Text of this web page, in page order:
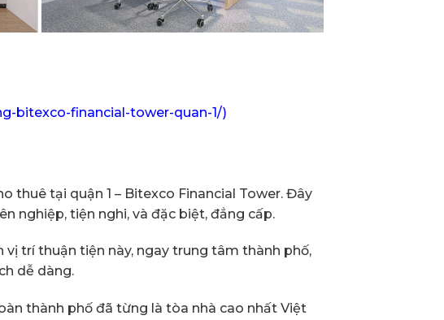
bitexco-financial-tower-quan-1/)
thuê tại quận 1 – Bitexco Financial Tower. Đây
nghiệp, tiện nghi, và đặc biệt, đẳng cấp.
vị trí thuận tiện này, ngay trung tâm thành phố,
dễ dàng.
thành phố đã từng là tòa nhà cao nhất Việt